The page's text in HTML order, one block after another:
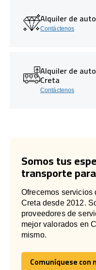
Alquiler de
Contáctenos
Alquiler de
Creta
Contáctenos
Somos tus
transporte
Ofrecemos servicios
Creta desde 2012.
proveedores de
mejor valorados en
mismo.
Comuníquese con